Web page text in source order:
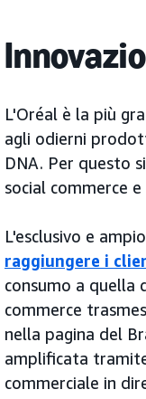
L'Oréal è la più
agli odierni
DNA. Per questo
social commerce
L'esclusivo e
raggiungere i
consumo a quella
commerce
nella pagina del
amplificata
commerciale in